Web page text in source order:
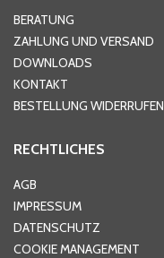
Hausnummer
Ort*
Telefon
BERATUNG
ZAHLUNG UND VERSAND
DOWNLOADS
KONTAKT
BESTELLUNG WIDERRUFEN
RECHTLICHES
AGB
IMPRESSUM
DATENSCHUTZ
COOKIE MANAGEMENT